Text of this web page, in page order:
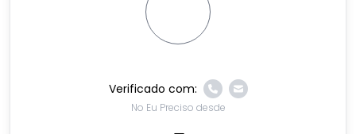
Verificado com:
No Eu Preciso desde